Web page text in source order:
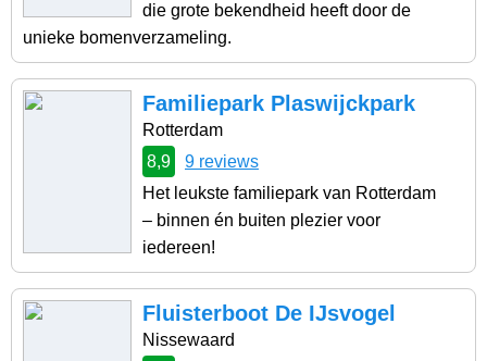
die grote bekendheid heeft door de
unieke bomenverzameling.
Familiepark Plaswijckpark
Rotterdam
8,9
9 reviews
Het leukste familiepark van Rotterdam
– binnen én buiten plezier voor
iedereen!
Fluisterboot De IJsvogel
Nissewaard